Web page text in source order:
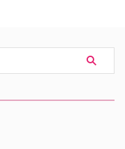
ほか ≫≫『DOC（ドッ
あすへのカルテ』詳細 海
カルテ』 総合｜毎週